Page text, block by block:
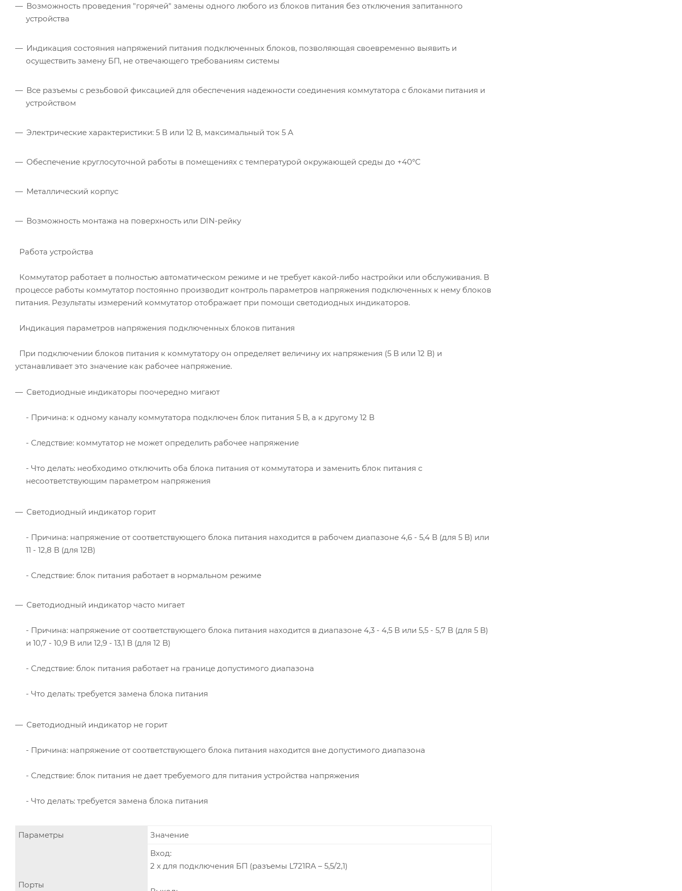
Возможность проведения "горячей" замены одного любого из блоков питания без отключения запитанного
устройства
Индикация состояния напряжений питания подключенных блоков, позволяющая своевременно выявить и
осуществить замену БП, не отвечающего требованиям системы
Все разъемы с резьбовой фиксацией для обеспечения надежности соединения коммутатора с блоками питания и
устройством
Электрические характеристики: 5 В или 12 В, максимальный ток 5 А
Обеспечение круглосуточной работы в помещениях с температурой окружающей среды до +40°С
Металлический корпус
Возможность монтажа на поверхность или DIN-рейку
Работа устройства
Коммутатор работает в полностью автоматическом режиме и не требует какой-либо настройки или обслуживания. В
процессе работы коммутатор постоянно производит контроль параметров напряжения подключенных к нему блоков
питания. Результаты измерений коммутатор отображает при помощи светодиодных индикаторов.
Индикация параметров напряжения подключенных блоков питания
При подключении блоков питания к коммутатору он определяет величину их напряжения (5 В или 12 В) и
устанавливает это значение как рабочее напряжение.
Светодиодные индикаторы поочередно мигают
- Причина: к одному каналу коммутатора подключен блок питания 5 В, а к другому 12 В
- Следствие: коммутатор не может определить рабочее напряжение
- Что делать: необходимо отключить оба блока питания от коммутатора и заменить блок питания с
несоответствующим параметром напряжения
Светодиодный индикатор горит
- Причина: напряжение от соответствующего блока питания находится в рабочем диапазоне 4,6 - 5,4 В (для 5 В) или
11 - 12,8 В (для 12В)
- Следствие: блок питания работает в нормальном режиме
Светодиодный индикатор часто мигает
- Причина: напряжение от соответствующего блока питания находится в диапазоне 4,3 - 4,5 В или 5,5 - 5,7 В (для 5 В)
и 10,7 - 10,9 В или 12,9 - 13,1 В (для 12 В)
- Следствие: блок питания работает на границе допустимого диапазона
- Что делать: требуется замена блока питания
Светодиодный индикатор не горит
- Причина: напряжение от соответствующего блока питания находится вне допустимого диапазона
- Следствие: блок питания не дает требуемого для питания устройства напряжения
- Что делать: требуется замена блока питания
Параметры Значение
Порты
Вход:
2 х для подключения БП (разъемы L721RA – 5,5/2,1)